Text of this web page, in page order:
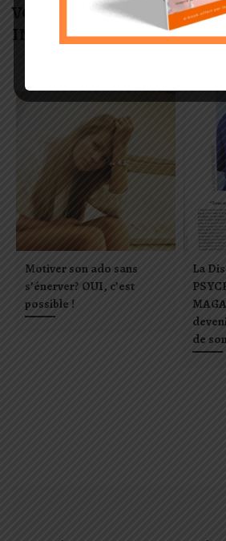
VOUS POURREZ AUSSI
INTÉRESSÉ PAR
Motiver son ado sans
s’énerver? OUI, c’est
possible !
La
de